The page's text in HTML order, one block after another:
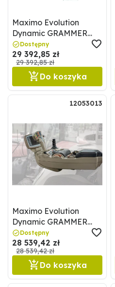
Maximo Evolution
Dynamic GRAMMER
12051932
Dostępny
29 392,85 zł
29 392,85 zł
Do koszyka
12053013
Maximo Evolution
Dynamic GRAMMER
12053013
Dostępny
28 539,42 zł
28 539,42 zł
Do koszyka